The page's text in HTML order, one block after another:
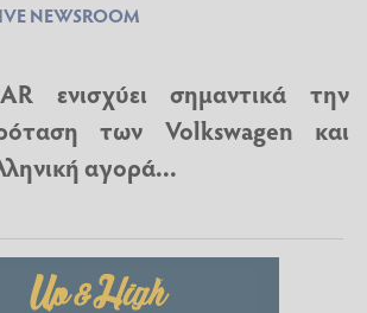
NEWSROOM
ενισχύει σημαντικά την
των Volkswagen και
αγορά...